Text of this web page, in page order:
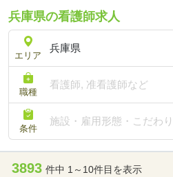
兵庫県の看護師求人
エリア
兵庫県
職種
看護師, 准看護師など
条件
施設・雇用形態・こだわり
3893 件中 1～10件目を表示